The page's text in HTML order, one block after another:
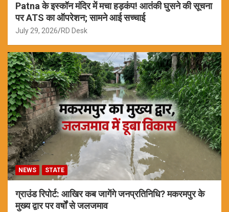
Patna के इस्कॉन मंदिर में मचा हड़कंप! आतंकी घुसने की सूचना
पर ATS का ऑपरेशन; सामने आई सच्चाई
July 29, 2026 RD Desk
NEWS STATE
ग्राउंड रिपोर्ट: आखिर कब जागेंगे जनप्रतिनिधि? मकरमपुर के
मुख्य द्वार पर वर्षों से जलजमाव